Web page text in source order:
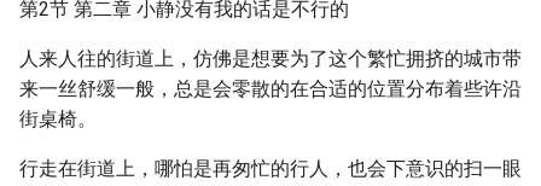
第2节 第二章 小静没有我的话是不行的
人来人往的街道上，仿佛是想要为了这个繁忙拥挤的城市带
来一丝舒缓一般，总是会零散的在合适的位置分布着些许沿
街桌椅。
行走在街道上，哪怕是再匆忙的行人，也会下意识的扫一眼